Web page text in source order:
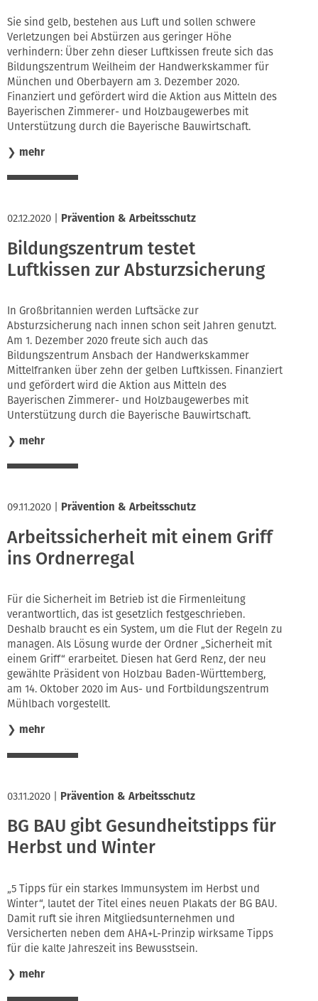
Innung
Sie sind gelb, bestehen aus Luft und sollen schwere
Verletzungen bei Abstürzen aus geringer Höhe
verhindern: Über zehn dieser Luftkissen freute sich das
Bildungszentrum Weilheim der Handwerkskammer für
München und Oberbayern am 3. Dezember 2020.
Finanziert und gefördert wird die Aktion aus Mitteln des
Bayerischen Zimmerer- und Holzbaugewerbes mit
Unterstützung durch die Bayerische Bauwirtschaft.
❯ mehr
02.12.2020 Prävention & Arbeitsschutz
Bildungszentrum testet
Luftkissen zur Absturzsicherung
In Großbritannien werden Luftsäcke zur
Absturzsicherung nach innen schon seit Jahren genutzt.
Am 1. Dezember 2020 freute sich auch das
Bildungszentrum Ansbach der Handwerkskammer
Mittelfranken über zehn der gelben Luftkissen. Finanziert
und gefördert wird die Aktion aus Mitteln des
Bayerischen Zimmerer- und Holzbaugewerbes mit
Unterstützung durch die Bayerische Bauwirtschaft.
❯ mehr
09.11.2020 Prävention & Arbeitsschutz
Arbeitssicherheit mit einem Griff
ins Ordnerregal
Für die Sicherheit im Betrieb ist die Firmenleitung
verantwortlich, das ist gesetzlich festgeschrieben.
Deshalb braucht es ein System, um die Flut der Regeln zu
managen. Als Lösung wurde der Ordner „Sicherheit mit
einem Griff“ erarbeitet. Diesen hat Gerd Renz, der neu
gewählte Präsident von Holzbau Baden-Württemberg,
am 14. Oktober 2020 im Aus- und Fortbildungszentrum
Mühlbach vorgestellt.
❯ mehr
03.11.2020 Prävention & Arbeitsschutz
BG BAU gibt Gesundheitstipps für
Herbst und Winter
„5 Tipps für ein starkes Immunsystem im Herbst und
Winter“, lautet der Titel eines neuen Plakats der BG BAU.
Damit ruft sie ihren Mitgliedsunternehmen und
Versicherten neben dem AHA+L-Prinzip wirksame Tipps
für die kalte Jahreszeit ins Bewusstsein.
❯ mehr